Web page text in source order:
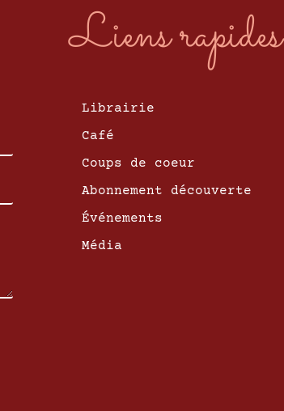
Liens rapides
Librairie
Café
Coups de coeur
Abonnement découverte
Événements
Média